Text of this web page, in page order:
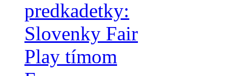
predkadetky:
Slovenky Fair
Play tímom